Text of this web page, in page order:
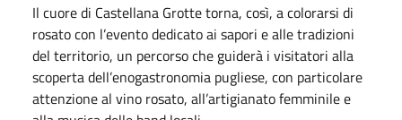
Il cuore di Castellana Grotte torna, così, a colorarsi di
rosato con l’evento dedicato ai sapori e alle tradizioni
del territorio, un percorso che guiderà i visitatori alla
scoperta dell’enogastronomia pugliese, con particolare
attenzione al vino rosato, all’artigianato femminile e